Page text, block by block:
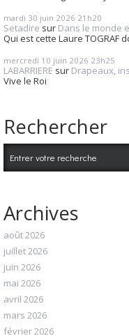
mardi 30 juin 2026 21h20
Setadire sur Dans le monde
Qui est cette Laure TOGRAF
mercredi 10 juin 2026 23h25
LABARRIERE sur Drapeaux,
Vive le Roi
Rechercher
Archives
août 2026
juillet 2026
juin 2026
mai 2026
avril 2026
mars 2026
février 2026